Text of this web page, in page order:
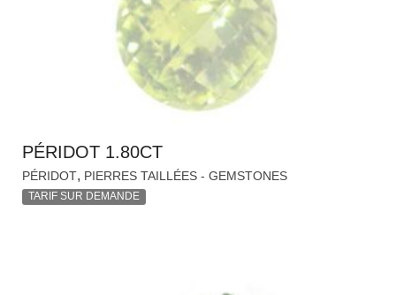
PÉRIDOT 1.80CT
PÉRIDOT, PIERRES TAILLÉES - GEMSTONES
TARIF SUR DEMANDE